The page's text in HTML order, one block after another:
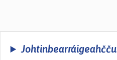
Johtinbearráigeahčču